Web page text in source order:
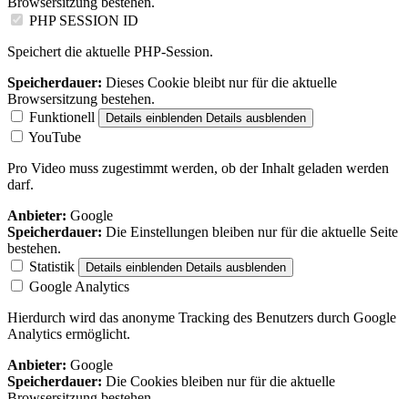
PHP SESSION ID
Speichert die aktuelle PHP-Session.
Speicherdauer: Dieses Cookie bleibt nur für die aktuelle
Browsersitzung bestehen.
Funktionell
Details einblenden Details ausblenden
YouTube
Pro Video muss zugestimmt werden, ob der Inhalt geladen werden
darf.
Anbieter: Google
Speicherdauer: Die Einstellungen bleiben nur für die aktuelle Seite
bestehen.
Statistik
Details einblenden Details ausblenden
Google Analytics
Hierdurch wird das anonyme Tracking des Benutzers durch Google
Analytics ermöglicht.
Anbieter: Google
Speicherdauer: Die Cookies bleiben nur für die aktuelle